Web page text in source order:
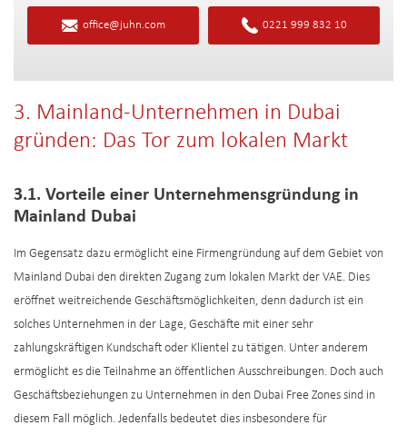
office@juhn.com 0221 999 832 10
3. Mainland-Unternehmen in Dubai
gründen: Das Tor zum lokalen Markt
3.1. Vorteile einer Unternehmensgründung in
Mainland Dubai
Im Gegensatz dazu ermöglicht eine Firmengründung auf dem Gebiet von
Mainland Dubai den direkten Zugang zum lokalen Markt der VAE. Dies
eröffnet weitreichende Geschäftsmöglichkeiten, denn dadurch ist ein
solches Unternehmen in der Lage, Geschäfte mit einer sehr
zahlungskräftigen Kundschaft oder Klientel zu tätigen. Unter anderem
ermöglicht es die Teilnahme an öffentlichen Ausschreibungen. Doch auch
Geschäftsbeziehungen zu Unternehmen in den Dubai Free Zones sind in
diesem Fall möglich. Jedenfalls bedeutet dies insbesondere für